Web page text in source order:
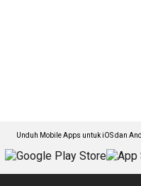
Unduh Mobile Apps untuk iOS dan